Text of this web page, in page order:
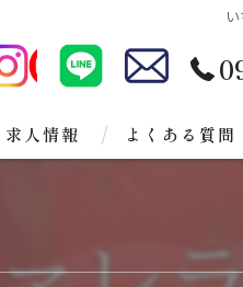
求人情報 よくある質問